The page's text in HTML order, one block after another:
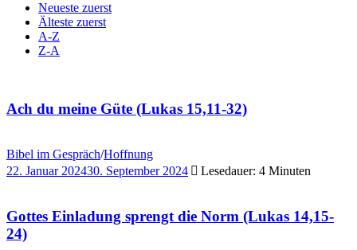
Neueste zuerst
Älteste zuerst
A-Z
Z-A
Ach du meine Güte (Lukas 15,11-32)
Bibel im Gespräch/Hoffnung
22. Januar 202430. September 2024 Lesedauer: 4 Minuten
Gottes Einladung sprengt die Norm (Lukas 14,15-
24)